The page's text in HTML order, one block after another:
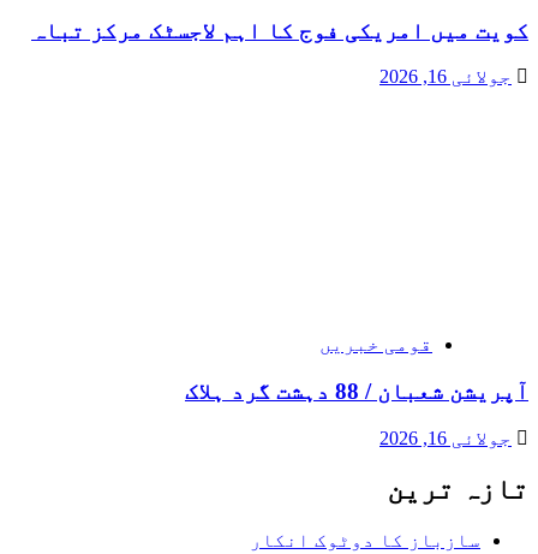
کویت میں امریکی فوج کا اہم لاجسٹک مرکز تباہ
جولائی 16, 2026
قومی خبریں
آپریشن شعبان / 88 دہشت گرد ہلاک
جولائی 16, 2026
تازہ ترین
سازباز کا دوٹوک انکار